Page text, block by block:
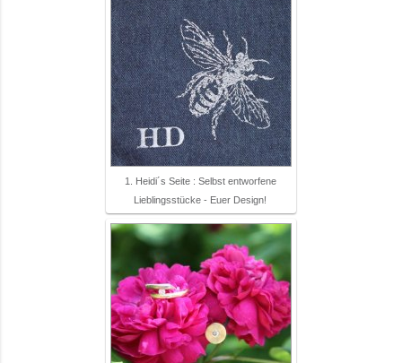
1. Heidi´s Seite : Selbst entworfene
Lieblingsstücke - Euer Design!